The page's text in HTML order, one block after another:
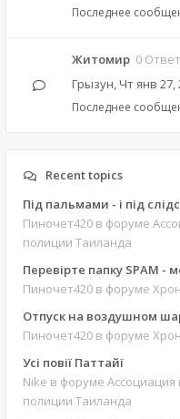
Последнее
Житомир 0
Грызун, Чт янв 27,
Последнее
Recent topics
Під пальмами - і під
Пиночет420 в форуме
полиции Таиланда
Перевірте папку SPAM
Пиночет420 в форуме
Отпуск на воздушном
Пиночет420 в форуме
Усі повії Паттайї
Nike в форуме Ассоциация
полиции Таиланда